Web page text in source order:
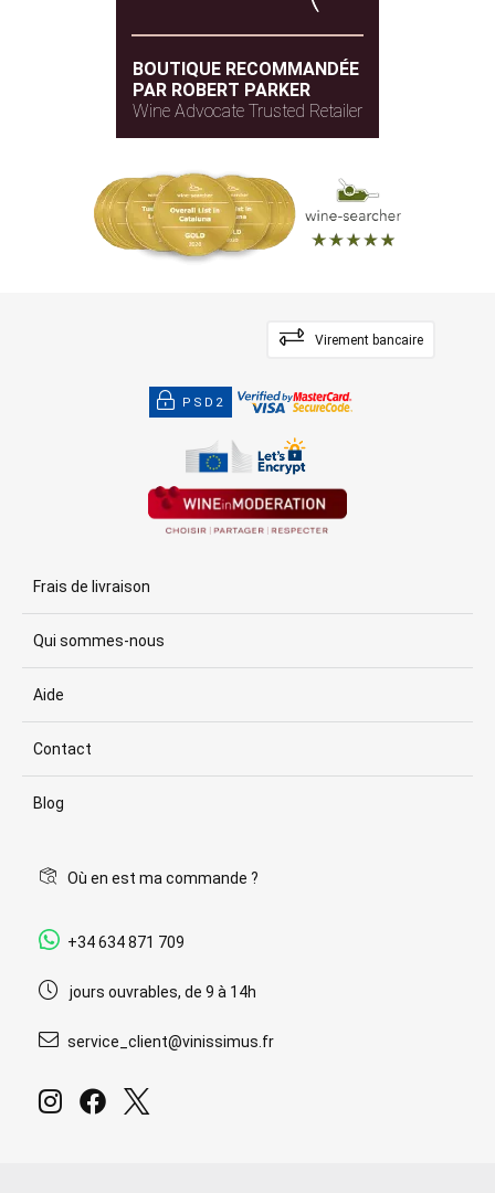
BOUTIQUE RECOMMANDÉE
PAR ROBERT PARKER
Wine Advocate Trusted Retailer
Virement bancaire
PSD2
Frais de livraison
Qui sommes-nous
Aide
Contact
Blog
Où en est ma commande ?
+34 634 871 709
jours ouvrables, de 9 à 14h
service_client@vinissimus.fr